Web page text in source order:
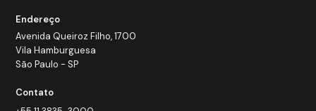
Endereço
Avenida Queiroz Filho, 1700
Vila Hamburguesa
São Paulo - SP
Contato